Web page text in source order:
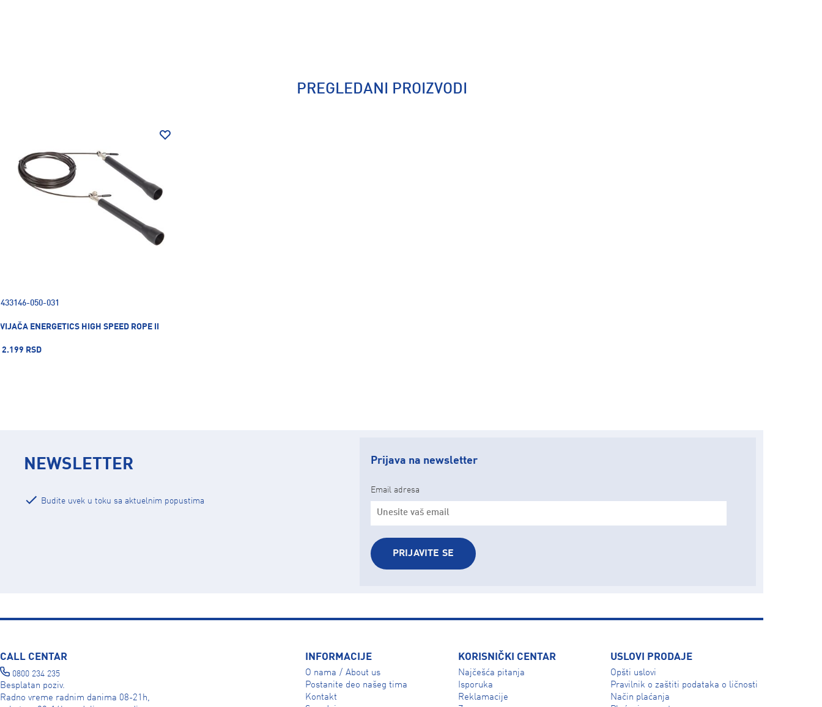
PREGLEDANI PROIZVODI
433146-050-031
VIJAČA ENERGETICS HIGH SPEED ROPE II
2.199 RSD
NEWSLETTER
Budite uvek u toku sa aktuelnim popustima
Prijava na newsletter
Email adresa
PRIJAVITE SE
CALL CENTAR
0800 234 235
Besplatan poziv.
Radno vreme radnim danima 08-21h,
INFORMACIJE
O nama / About us
Postanite deo našeg tima
Kontakt
KORISNIČKI CENTAR
Najčešća pitanja
Isporuka
Reklamacije
USLOVI PRODAJE
Opšti uslovi
Pravilnik o zaštiti podataka o ličnosti
Način plaćanja